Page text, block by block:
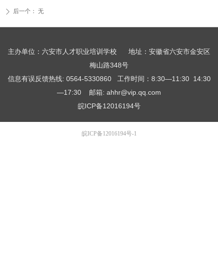
ꄲ 后一个： 无
主办单位：六安市人才职业培训学校 地址：安徽省六安市金安区
梅山路348号
信息有误反馈热线: 0564-5330860 工作时间：8:30—11:30 14:30
—17:30 邮箱: ahhr@vip.qq.com
皖ICP备12016194号
皖ICP备12016194号-1